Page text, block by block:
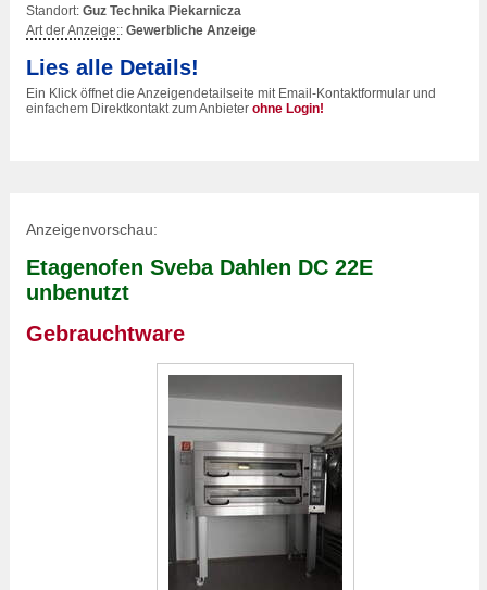
Standort: Guz Technika Piekarnicza
Art der Anzeige:: Gewerbliche Anzeige
Lies alle Details!
Ein Klick öffnet die Anzeigendetailseite mit Email-Kontaktformular und
einfachem Direktkontakt zum Anbieter ohne Login!
Anzeigenvorschau:
Etagenofen Sveba Dahlen DC 22E
unbenutzt
Gebrauchtware